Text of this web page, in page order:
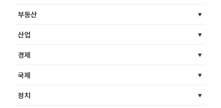
부동산
산업
경제
국제
정치